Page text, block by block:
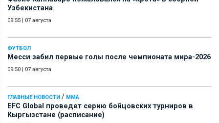
Узбекистана
09:55 | 07 августа
ФУТБОЛ
Месси забил первые голы после чемпионата мира-2026
09:50 | 07 августа
ГЛАВНЫЕ НОВОСТИ / ММА
EFC Global проведет серию бойцовских турниров в
Кыргызстане (расписание)